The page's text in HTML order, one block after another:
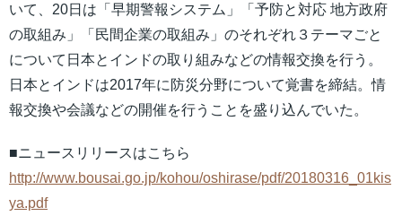
いて、20日は「早期警報システム」「予防と対応 地方政府
の取組み」「民間企業の取組み」のそれぞれ３テーマごと
について日本とインドの取り組みなどの情報交換を行う。
日本とインドは2017年に防災分野について覚書を締結。情
報交換や会議などの開催を行うことを盛り込んでいた。
■ニュースリリースはこちら
http://www.bousai.go.jp/kohou/oshirase/pdf/20180316_01kis
ya.pdf